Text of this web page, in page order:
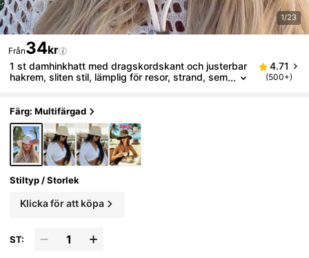
1/23
Från34kr
1 st damhinkhatt med dragskordskant och justerbar
hakrem, sliten stil, lämplig för resor, strand, sem
4.71
(500+)
Färg: Multifärgad
Stiltyp / Storlek
Klicka för att köpa
ST: